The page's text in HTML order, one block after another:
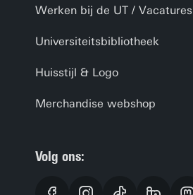
Werken bij de UT / Vacatures
Universiteitsbibliotheek
Huisstijl & Logo
Merchandise webshop
Volg ons: